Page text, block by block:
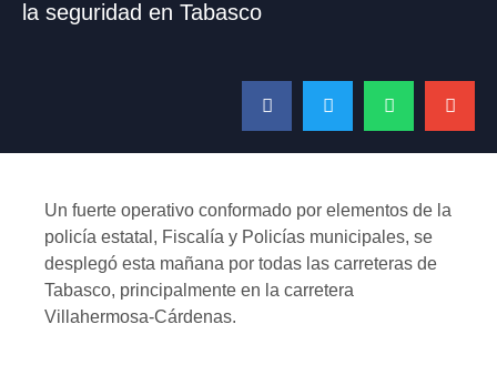
la seguridad en Tabasco
Un fuerte operativo conformado por elementos de la
policía estatal, Fiscalía y Policías municipales, se
desplegó esta mañana por todas las carreteras de
Tabasco, principalmente en la carretera
Villahermosa-Cárdenas.